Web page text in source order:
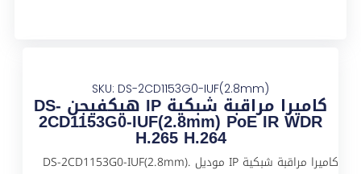
SKU: DS-2CD1153G0-IUF(2.8mm)
كاميرا مراقبة شبكية IP هيكفيجن DS-
2CD1153G0-IUF(2.8mm) PoE IR WDR
H.265 H.264
كاميرا مراقبة شبكية IP موديل DS-2CD1153G0-IUF(2.8mm).